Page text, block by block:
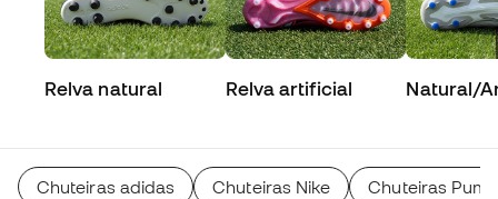
Relva natural Relva artificial Natural/
Chuteiras adidas Chuteiras Nike Chuteiras Puma